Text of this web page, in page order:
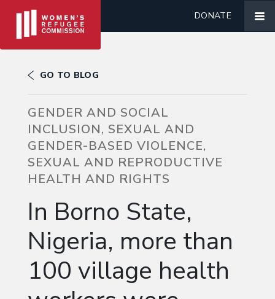
DONATE
GO TO BLOG
GENDER AND SOCIAL
INCLUSION, SEXUAL AND
GENDER-BASED VIOLENCE,
SEXUAL AND REPRODUCTIVE
HEALTH AND RIGHTS
In Borno State,
Nigeria, more than
100 village health